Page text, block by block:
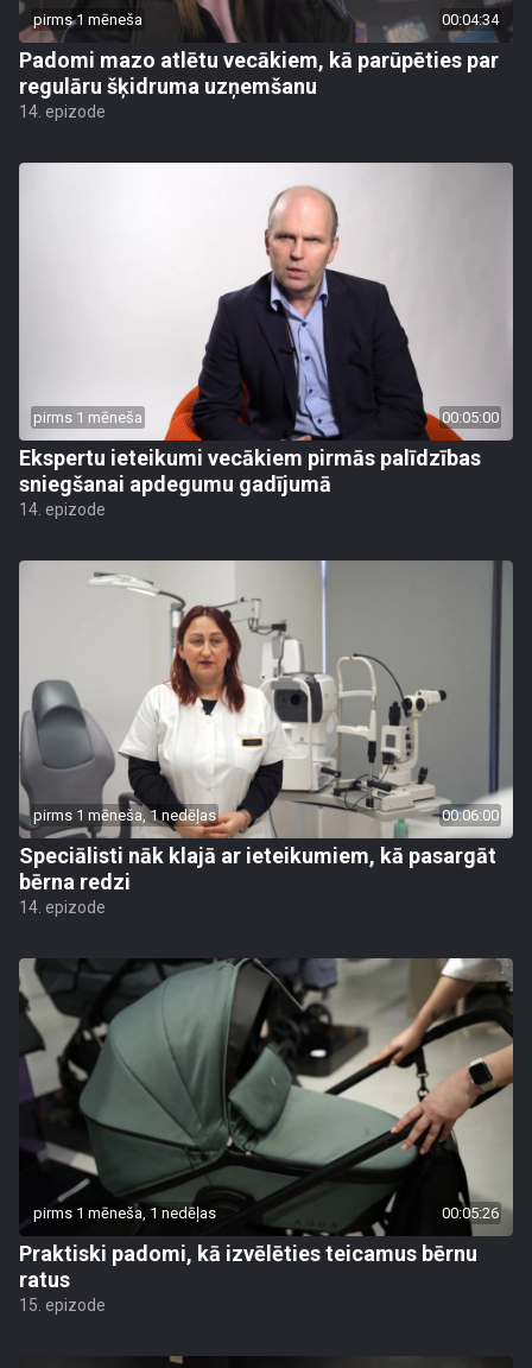
pirms 1 mēneša 00:04:34
Padomi mazo atlētu vecākiem, kā parūpēties par
regulāru šķidruma uzņemšanu
14. epizode
pirms 1 mēneša 00:05:00
Ekspertu ieteikumi vecākiem pirmās palīdzības
sniegšanai apdegumu gadījumā
14. epizode
pirms 1 mēneša, 1 nedēļas 00:06:00
Speciālisti nāk klajā ar ieteikumiem, kā pasargāt
bērna redzi
14. epizode
pirms 1 mēneša, 1 nedēļas 00:05:26
Praktiski padomi, kā izvēlēties teicamus bērnu
ratus
15. epizode